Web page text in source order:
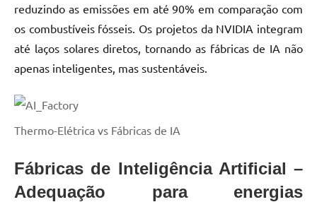
reduzindo as emissões em até 90% em comparação com
os combustíveis fósseis. Os projetos da NVIDIA integram
até laços solares diretos, tornando as fábricas de IA não
apenas inteligentes, mas sustentáveis.
Thermo-Elétrica vs Fábricas de IA
Fábricas de Inteligência Artificial –
Adequação para energias